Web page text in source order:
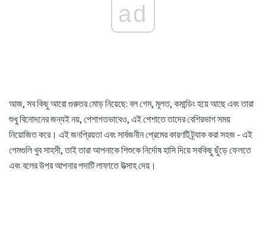
ad
আজ, সব কিছু আরো গুরুতর মোড় নিয়েছে: বল গেম, মূলত, কমান্ডিং হয়ে আছে এবং তারা
শুধু বিনোদনের জন্যই নয়, পেশাগতভাবেও, এই পেশাতে তাদের বেশিরভাগ সময়
নিয়োজিত করে। এই জনপ্রিয়তা এবং সার্বজনীন প্রেমের কারণটি ট্র্যাক করা সহজ - এই
গেমগুলি খুব সাহসী, তাই তারা আপনাকে শিশুকে নির্দোষ হাসি দিয়ে সবকিছু ছুঁড়ে ফেলতে
এবং বলের উপর আপনার পদাটি লাফাতে উত্সাহ দেয়।